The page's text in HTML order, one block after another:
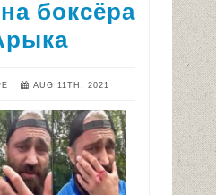
боксёра
AUG 11TH, 2021